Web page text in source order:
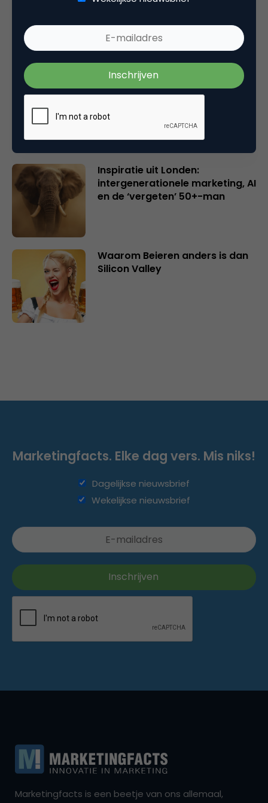
en merkeigenaren
Creatieve sector als aanjager
van innovatie en ontsluiter en
verbinder van industrieën
belangrijker en urgenter dan
ooit
Inspiratie uit Londen:
intergenerationele marketing, AI
en de ‘vergeten’ 50+-man
Waarom Beieren anders is dan
Silicon Valley
Marketingfacts. Elke dag vers. Mis niks!
Dagelijkse nieuwsbrief
Wekelijkse nieuwsbrief
Marketingfacts is een beetje van ons allemaal,